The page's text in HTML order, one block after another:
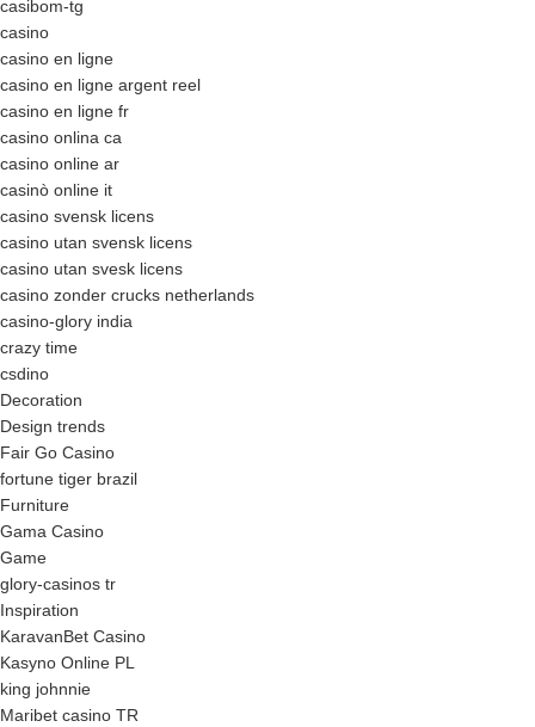
casibom-tg
casino
casino en ligne
casino en ligne argent reel
casino en ligne fr
casino onlina ca
casino online ar
casinò online it
casino svensk licens
casino utan svensk licens
casino utan svesk licens
casino zonder crucks netherlands
casino-glory india
crazy time
csdino
Decoration
Design trends
Fair Go Casino
fortune tiger brazil
Furniture
Gama Casino
Game
glory-casinos tr
Inspiration
KaravanBet Casino
Kasyno Online PL
king johnnie
Maribet casino TR